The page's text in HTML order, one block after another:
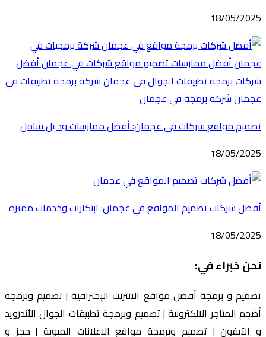
18/05/2025
تصميم مواقع شركات في عجمان: أفضل ممارسات ودليل شامل
18/05/2025
أفضل شركات تصميم المواقع في عجمان: ابتكارات وخدمات مميزة
18/05/2025
نحن خبراء في:
تصميم و برمجة أفضل مواقع الانترنت الإحترافية | تصميم وبرمجة
أضخم المتاجر الالكترونية | تصميم وبرمجة تطبيقات الجوال الأندرويد
و الآيفون | تصميم وبرمجة مواقع الاعلانات المبوبة | حجز و